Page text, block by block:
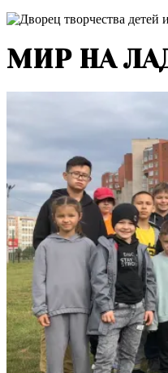
МИР НА